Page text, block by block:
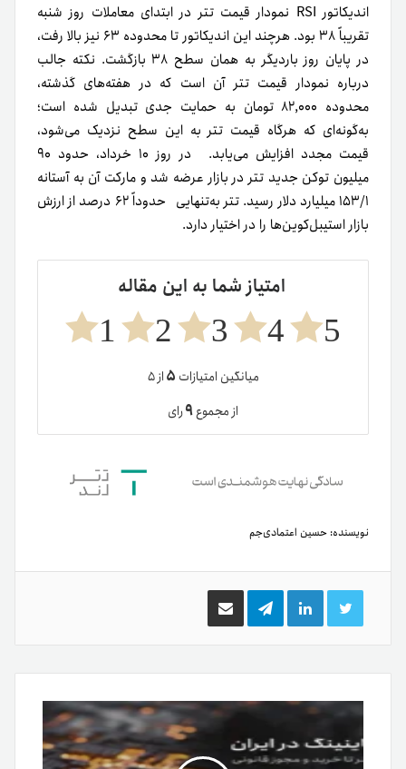
اندیکاتور RSI نمودار قیمت تتر در ابتدای معاملات روز شنبه
تقریباً ۳۸ بود. هرچند این اندیکاتور تا محدوده ۶۳ نیز بالا رفت،
در پایان روز باردیگر به همان سطح ۳۸ بازگشت. نکته جالب
درباره نمودار قیمت تتر آن است که در هفته‌های گذشته،
محدوده ۸۲,۰۰۰ تومان به حمایت جدی تبدیل شده است؛
به‌گونه‌ای‌ که هرگاه قیمت تتر به این سطح نزدیک می‌شود،
قیمت مجدد افزایش می‌یابد. در روز ۱۰ خرداد، حدود ۹۰
میلیون توکن جدید تتر در بازار عرضه شد و مارکت آن به آستانه
۱۵۳/۱ میلیارد دلار رسید. تتر به‌تنهایی حدوداً ۶۲ درصد از ارزش
بازار استیبل‌کوین‌ها را در اختیار دارد.
امتیاز شما به این مقاله
5
4
3
2
1
میانگین امتیازات ۵از ۵
از مجموع۹رای
نویسنده: حسین اعتمادی‌جم
توییتر لینکدینتلگرام اشتراک
گذاری
ایمیل